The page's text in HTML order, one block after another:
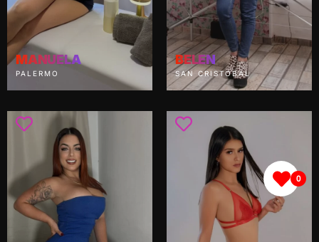
MANUELA
PALERMO
BELEN
SAN CRISTOBAL
0